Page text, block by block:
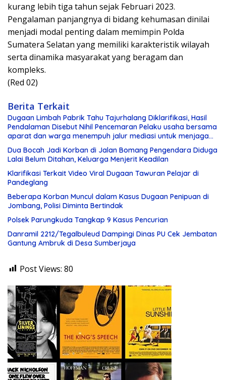
kurang lebih tiga tahun sejak Februari 2023.
Pengalaman panjangnya di bidang kehumasan dinilai
menjadi modal penting dalam memimpin Polda
Sumatera Selatan yang memiliki karakteristik wilayah
serta dinamika masyarakat yang beragam dan
kompleks.
(Red 02)
Berita Terkait
Dugaan Limbah Pabrik Tahu Tajurhalang Diklarifikasi, Hasil
Pendalaman Disebut Nihil Pencemaran Pelaku usaha bersama
aparat dan warga menempuh jalur mediasi untuk menjaga
kondusivitas lingkungan, sementara aspek keselamatan kerja
tetap menjadi perhatian publik.
Dua Bocah Jadi Korban di Jalan Bomang Pengendara Diduga
Lalai Belum Ditahan, Keluarga Menjerit Keadilan
Klarifikasi Terkait Video Viral Dugaan Tawuran Pelajar di
Pandeglang
Beberapa Korban Muncul dalam Kasus Dugaan Penipuan di
Jombang, Polisi Diminta Bertindak
Polsek Parungkuda Tangkap 9 Kasus Pencurian
Danramil 2212/Tegalbuleud Dampingi Dinas PU Cek Jembatan
Gantung Ambruk di Desa Sumberjaya
Post Views: 80